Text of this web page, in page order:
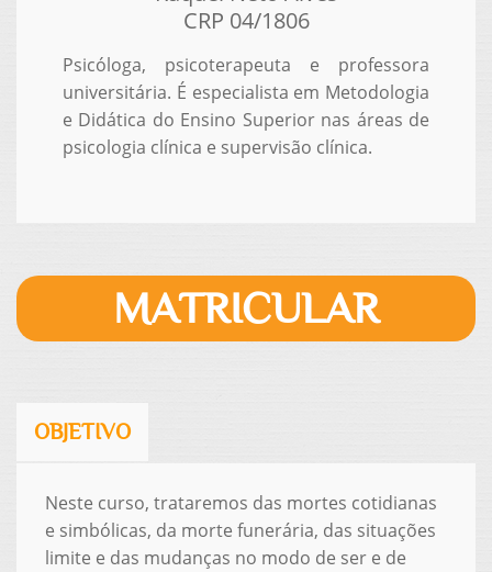
CRP 04/1806
Psicóloga, psicoterapeuta e professora
universitária. É especialista em Metodologia
e Didática do Ensino Superior nas áreas de
psicologia clínica e supervisão clínica.
MATRICULAR
OBJETIVO
Neste curso, trataremos das mortes cotidianas
e simbólicas, da morte funerária, das situações
limite e das mudanças no modo de ser e de